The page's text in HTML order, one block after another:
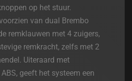
op het stuur.
van dual Brembo
remklauwen met 4 zuigers,
remkracht, zelfs met 2
Uiteraard met
geeft het systeem een